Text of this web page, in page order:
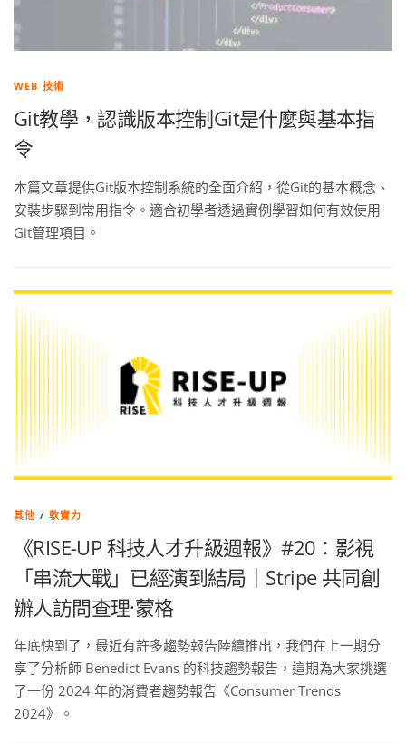
WEB 技術
Git教學，認識版本控制Git是什麼與基本指
令
本篇文章提供Git版本控制系統的全面介紹，從Git的基本概念、
安裝步驟到常用指令。適合初學者透過實例學習如何有效使用
Git管理項目。
其他 /軟實力
《RISE-UP 科技人才升級週報》#20：影視
「串流大戰」已經演到結局｜Stripe 共同創
辦人訪問查理·蒙格
年底快到了，最近有許多趨勢報告陸續推出，我們在上一期分
享了分析師 Benedict Evans 的科技趨勢報告，這期為大家挑選
了一份 2024 年的消費者趨勢報告《Consumer Trends
2024》。